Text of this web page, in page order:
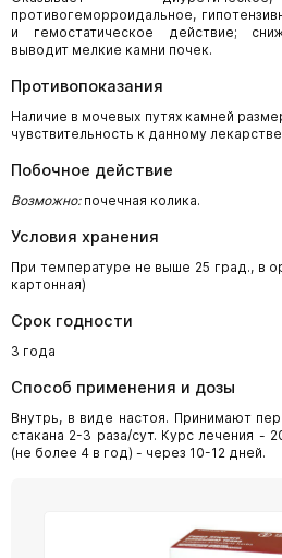
противогеморроидальное,
и гемостатическое действие;
выводит мелкие камни почек.
Противопоказания
Наличие в мочевых путях камней
чувствительность к данному
Побочное действие
Возможно:почечная колика.
Условия хранения
При температуре не выше 25 град., в
картонная)
Срок годности
3 года
Способ применения и дозы
Внутрь, в виде настоя. Принимают
стакана 2-3 раза/сут. Курс лечения -
(не более 4 в год) - через 10-12 дней.